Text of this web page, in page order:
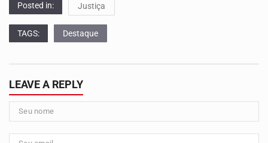
Posted in: Justiça
TAGS: Destaque
LEAVE A REPLY